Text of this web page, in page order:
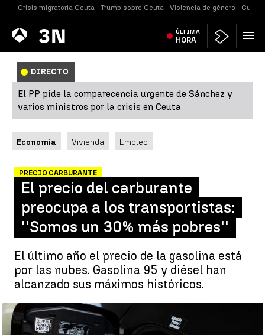
Crisis migratoria Ceuta Trump sobre Ceuta Violencia de género
Antena
3 Noticias ÚLTIMA
HORA
DIRECTO
El PP pide la comparecencia urgente de Sánchez y
varios ministros por la crisis en Ceuta
Economía Vivienda Empleo
PRECIO CARBURANTE
El precio del carburante
preocupa a los transportistas:
''Somos un 30% más pobres''
El último año el precio de la gasolina está
por las nubes. Gasolina 95 y diésel han
alcanzado sus máximos históricos.
Preocupa el precio del carburante en los transportistas: ''Somos
un 30% más pobres'' |